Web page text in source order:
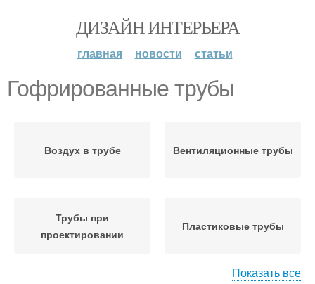
ДИЗАЙН ИНТЕРЬЕРА
главная новости статьи
Гофрированные трубы
Воздух в трубе Вентиляционные трубы
Трубы при
проектировании
Пластиковые трубы
Показать все